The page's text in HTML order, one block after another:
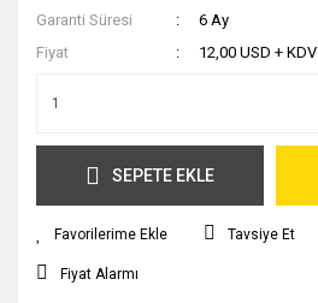
Garanti Süresi
6 Ay
Fiyat
12,00 USD + KDV
SEPETE EKLE
Tavsiye Et
Fiyat Alarmı